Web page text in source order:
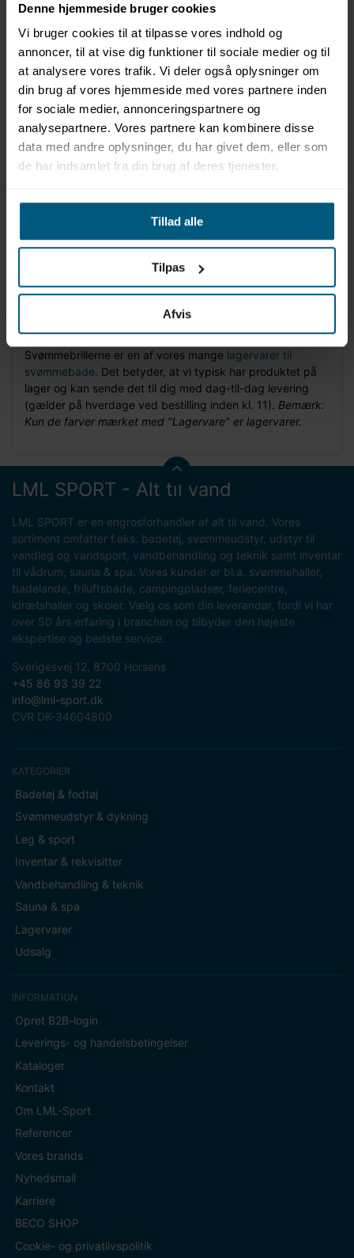
Denne hjemmeside bruger cookies
Vi bruger cookies til at tilpasse vores indhold og
annoncer, til at vise dig funktioner til sociale medier og til
at analysere vores trafik. Vi deler også oplysninger om
din brug af vores hjemmeside med vores partnere inden
for sociale medier, annonceringspartnere og
analysepartnere. Vores partnere kan kombinere disse
data med andre oplysninger, du har givet dem, eller som
de har indsamlet fra din brug af deres tjenester.
Tillad alle
Tilpas
Afvis
Information Specifikationer
Farver: Pink, blå og grøn
Linsetype: Klare linser
Velegnet til: Indendørs brug og svagt lys
Alder: Børn
Svømmebrillerne er en af vores mange lagervarer til
svømmebade. Det betyder, at vi typisk har produktet på
lager og kan sende det til dig med dag-til-dag levering
(gælder på hverdage ved bestilling inden kl. 11). Bemærk:
Kun de farver mærket med "Lagervare" er lagervarer.
LML SPORT - Alt til vand
LML SPORT er en engrosforhandler af alt til vand. Vores
sortiment omfatter f.eks. badetøj, svømmeudstyr, udstyr til
vandleg og vandsport, vandbehandling og teknik samt inventar
til vådrum, sauna & spa. Vores kunder er bl.a. svømmehaller,
badelande, friluftsbade, campingpladser, feriecentre,
idrætshaller og skoler. Vælg os som din leverandør, fordi vi har
over 50 års erfaring i branchen og tilbyder den højeste
ekspertise og bedste service.
Sverigesvej 12, 8700 Horsens
+45 86 93 39 22
info@lml-sport.dk
CVR DK-34604800
KATEGORIER
Badetøj & fodtøj
Svømmeudstyr & dykning
Leg & sport
Inventar & rekvisitter
Vandbehandling & teknik
Sauna & spa
Lagervarer
Udsalg
INFORMATION
Opret B2B-login
Leverings- og handelsbetingelser
Kataloger
Kontakt
Om LML-Sport
Referencer
Vores brands
Nyhedsmail
Karriere
BECO SHOP
Cookie- og privatlivspolitik